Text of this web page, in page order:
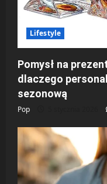
Lifestyle
Pomysł na
dlaczego
sezonową
Pop